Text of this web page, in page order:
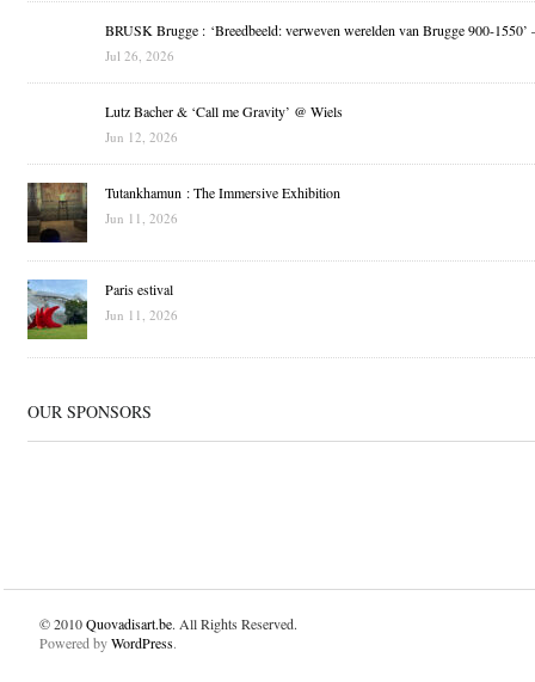
BRUSK Brugge : ‘Breedbeeld: verweven werelden van Brugge 900-1550’
Jul 26, 2026
Lutz Bacher & ‘Call me Gravity’ @ Wiels
Jun 12, 2026
Tutankhamun : The Immersive Exhibition
Jun 11, 2026
Paris estival
Jun 11, 2026
OUR SPONSORS
© 2010Quovadisart.be. All Rights Reserved.
Powered byWordPress.